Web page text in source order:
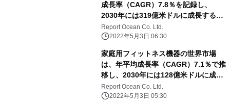
成長率（CAGR）7.8％を記録し、
2030年には319億米ドルに成長すると
予測される
Report Ocean Co. Ltd.
2022年5月3日 06:30
家庭用フィットネス機器の世界市場
は、年平均成長率（CAGR）7.1％で推
移し、2030年には128億米ドルに成長
すると予測
Report Ocean Co. Ltd.
2022年5月3日 05:30